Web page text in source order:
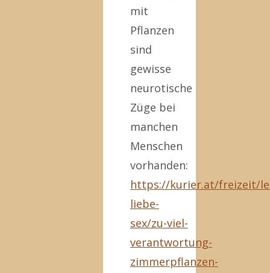
mit
Pflanzen
sind
gewisse
neurotische
Züge bei
manchen
Menschen
vorhanden:
https://kurier.at/freizeit/
liebe-
sex/zu-viel-
verantwortung-
zimmerpflanzen-